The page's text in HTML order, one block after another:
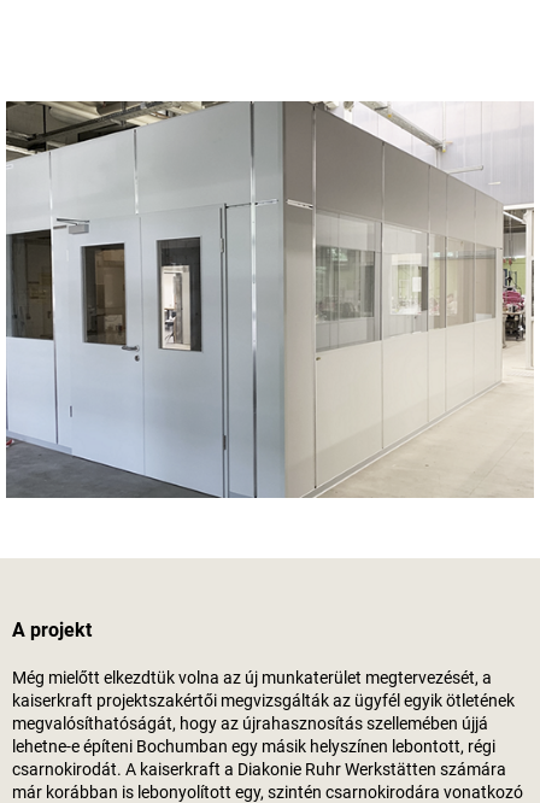
A projekt
Még mielőtt elkezdtük volna az új munkaterület megtervezését, a
kaiserkraft projektszakértői megvizsgálták az ügyfél egyik ötletének
megvalósíthatóságát, hogy az újrahasznosítás szellemében újjá
lehetne-e építeni Bochumban egy másik helyszínen lebontott, régi
csarnokirodát. A kaiserkraft a Diakonie Ruhr Werkstätten számára
már korábban is lebonyolított egy, szintén csarnokirodára vonatkozó